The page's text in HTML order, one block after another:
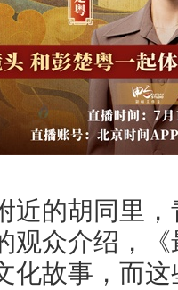
近的胡同里
观众介绍，
化故事，而